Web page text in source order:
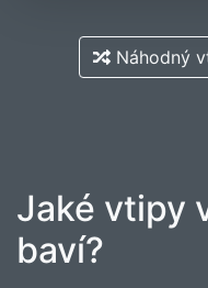
Náhodný
Jaké vtipy
baví?